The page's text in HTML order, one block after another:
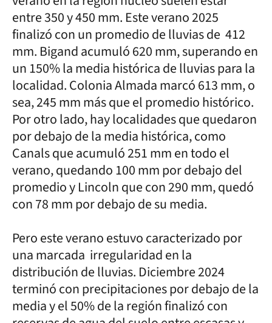
entre 350 y 450 mm. Este verano 2025
finalizó con un promedio de lluvias de 412
mm. Bigand acumuló 620 mm, superando en
un 150% la media histórica de lluvias para la
localidad. Colonia Almada marcó 613 mm, o
sea, 245 mm más que el promedio histórico.
Por otro lado, hay localidades que quedaron
por debajo de la media histórica, como
Canals que acumuló 251 mm en todo el
verano, quedando 100 mm por debajo del
promedio y Lincoln que con 290 mm, quedó
con 78 mm por debajo de su media.
Pero este verano estuvo caracterizado por
una marcada irregularidad en la
distribución de lluvias. Diciembre 2024
terminó con precipitaciones por debajo de la
media y el 50% de la región finalizó con